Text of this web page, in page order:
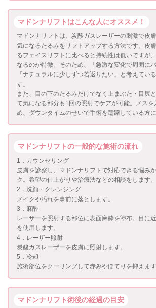
マドンナリフトはこんな人にオススメ！
マドンナリフトは、炭酸ガスレーザーの刺激で皮
気になるたるみをリフトアップする方法です。皮
るフェイスリフトに比べると持続性は低いですが
なるのが特徴。そのため、「急激な変化で周囲にバ
「ナチュラルに少しずつ若返りたい」と考えてい
す。
また、目の下のたるみだけでなく上まぶた・目尻
て気になる部分も1回の照射でケアが可能。メスを
め、ダウンタイムのせいで手術を躊躇している方に
マドンナリフトの一般的な施術の流れ
1．カウンセリング
皮膚を診察し、マドンナリフトで対応できる悩み
ク。希望の仕上がりや治療法などの相談をします。
2．洗顔・クレンジング
メイクや汚れを事前に落とします。
3．麻酔
レーザーを照射する部位に表面麻酔を塗布。目に
を使用します。
4．レーザー照射
炭酸ガスレーザーを皮膚に照射します。
5．冷却
施術部位をクーリングして赤みやほてりを抑えます
マドンナリフト術後の経過の目安